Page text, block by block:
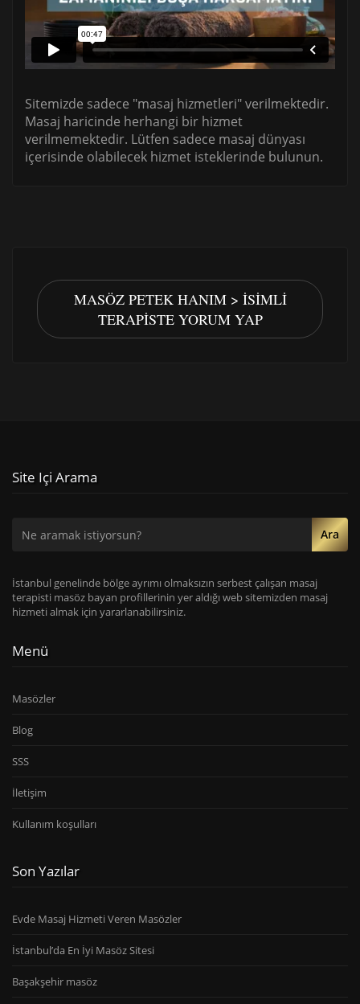
Sitemizde sadece "masaj hizmetleri" verilmektedir.
Masaj haricinde herhangi bir hizmet
verilmemektedir. Lütfen sadece masaj dünyası
içerisinde olabilecek hizmet isteklerinde bulunun.
MASÖZ PETEK HANIM > İSIMLI
TERAPISTE YORUM YAP
Site Içi Arama
Ara
İstanbul genelinde bölge ayrımı olmaksızın serbest çalışan masaj
terapisti masöz bayan profillerinin yer aldığı web sitemizden masaj
hizmeti almak için yararlanabilirsiniz.
Menü
Masözler
Blog
SSS
İletişim
Kullanım koşulları
Son Yazılar
Evde Masaj Hizmeti Veren Masözler
İstanbul’da En İyi Masöz Sitesi
Başakşehir masöz